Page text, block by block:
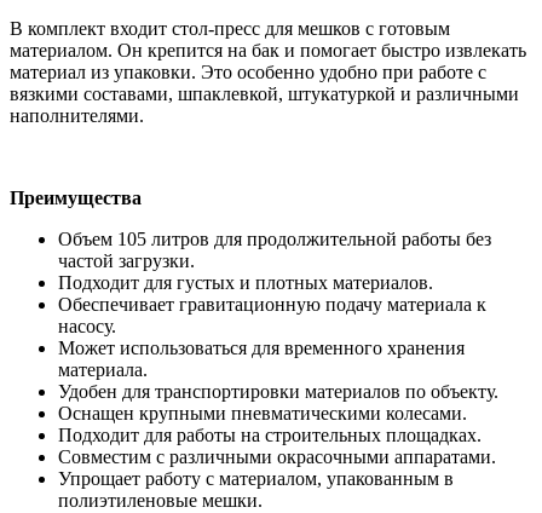
В комплект входит стол-пресс для мешков с готовым
материалом. Он крепится на бак и помогает быстро извлекать
материал из упаковки. Это особенно удобно при работе с
вязкими составами, шпаклевкой, штукатуркой и различными
наполнителями.
Преимущества
Объем 105 литров для продолжительной работы без
частой загрузки.
Подходит для густых и плотных материалов.
Обеспечивает гравитационную подачу материала к
насосу.
Может использоваться для временного хранения
материала.
Удобен для транспортировки материалов по объекту.
Оснащен крупными пневматическими колесами.
Подходит для работы на строительных площадках.
Совместим с различными окрасочными аппаратами.
Упрощает работу с материалом, упакованным в
полиэтиленовые мешки.